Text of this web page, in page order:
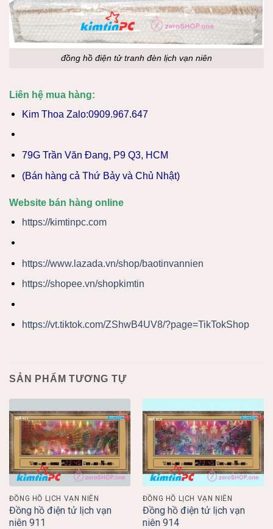
đồng hồ điện tử tranh đèn lịch vạn niên
Liên hệ mua hàng:
Kim Thoa Zalo:0909.967.647
79G Trần Văn Đang, P9 Q3, HCM
(Bán hàng cả Thứ Bảy và Chủ Nhật)
Website bán hàng online
https://kimtinpc.com
https://www.lazada.vn/shop/baotinvannien
https://shopee.vn/shopkimtin
https://vt.tiktok.com/ZShwB4UV8/?page=TikTokShop
SẢN PHẨM TƯƠNG TỰ
ĐỒNG HỒ LỊCH VẠN NIÊN
Đồng hồ điện tử lịch vạn
niên 911
ĐỒNG HỒ LỊCH VẠN NIÊN
Đồng hồ điện tử lịch vạn
niên 914